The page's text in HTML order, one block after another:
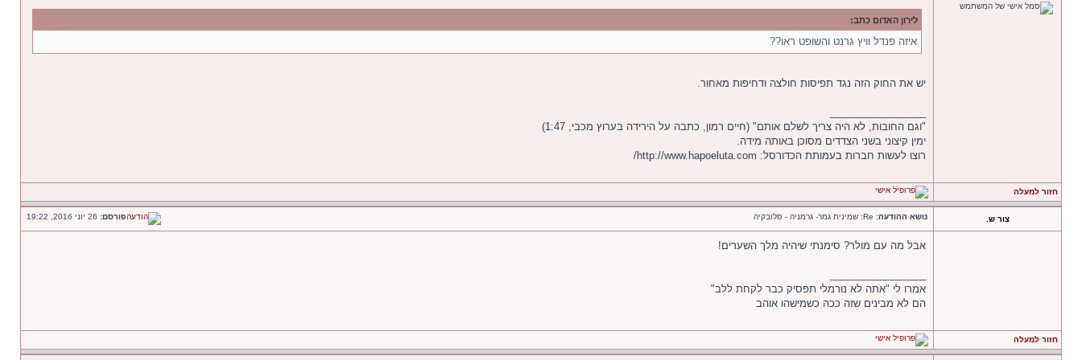
לירון האדום כתב:
איזה פנדל וויץ גרנט והשופט ראו??
יש את החוק הזה נגד תפיסות חולצה ודחיפות מאחור.
"וגם החובות, לא היה צריך לשלם אותם" (חיים רמון, כתבה על הירידה בערוץ מכבי, 1:47)
ימין קיצוני בשני הצדדים מסוכן באותה מידה.
רוצו לעשות חברות בעמותת הכדורסל: http://www.hapoeluta.com/
חזור למעלה
צור ש. נושא ההודעה: פורסם:
אבל מה עם מולר? סימנתי שיהיה מלך השערים!
אמרו לי "אתה לא נורמלי תפסיק כבר לקחת ללב"
הם לא מבינים שזה ככה כשמישהו אוהב
חזור למעלה